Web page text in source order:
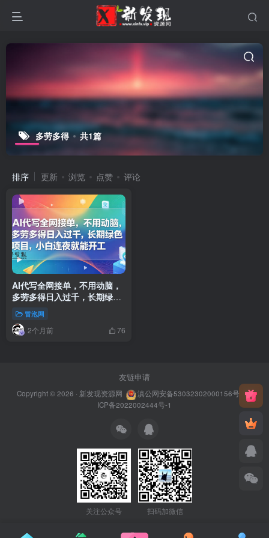
多劳多得 共1篇
排序 更新 浏览 点赞 评论
AI代写全网接单，不用动脑，
多劳多得日入过千，长期绿色
项目，小白连夜就能开工
冒泡网
2个月前 76
友链申请
Copyright © 2026 · 新发现资源网 滇公网安备53032302000156号
滇
ICP备2022002444号-1
关注公众号 扫码加微信